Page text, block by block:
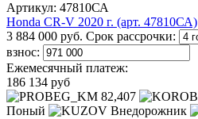
Артикул: 47810СА
Honda CR-V 2020 г. (арт. 47810СА)
3 884 000 руб. Срок рассрочки:
взнос:
Ежемесячный платеж:
186 134 руб
82,407
Поный
Внедорожник